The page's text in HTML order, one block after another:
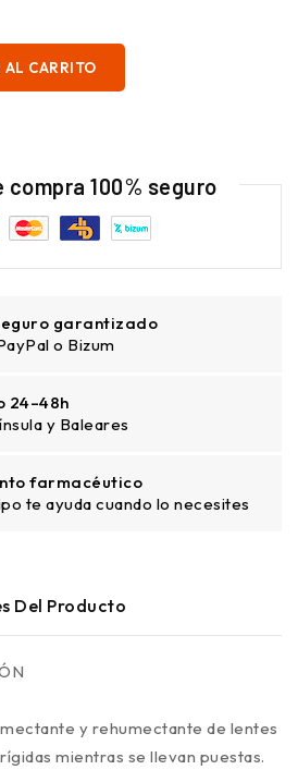
AL CARRITO
compra 100% seguro
garantizado
o Bizum
24–48h
y Baleares
farmacéutico
te ayuda cuando lo necesites
Del Producto
y rehumectante de lentes
mientras se llevan puestas.